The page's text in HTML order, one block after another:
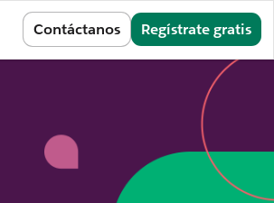
Contáctanos Regístrate gratis